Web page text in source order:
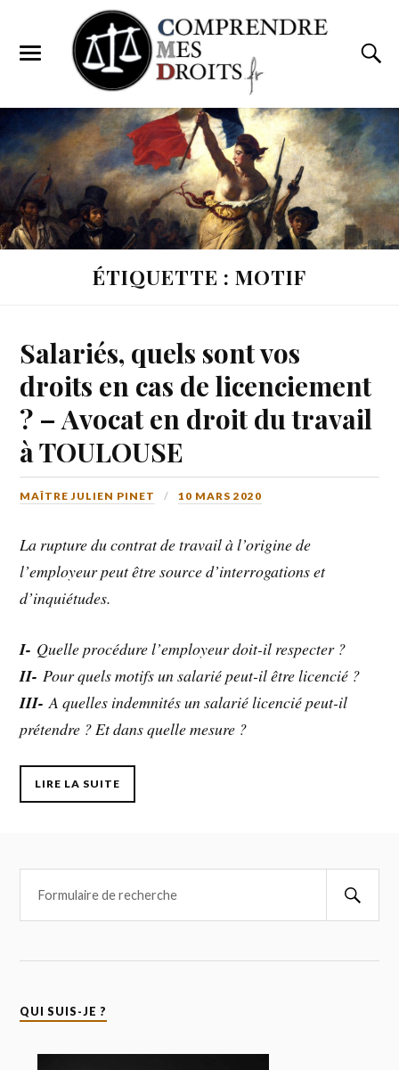
ÉTIQUETTE : MOTIF
Salariés, quels sont vos
droits en cas de licenciement
? – Avocat en droit du travail
à TOULOUSE
MAÎTRE JULIEN PINET 10 MARS 2020
La rupture du contrat de travail à l’origine de
l’employeur peut être source d’interrogations et
d’inquiétudes.
I- Quelle procédure l’employeur doit-il respecter ?
II-Pour quels motifs un salarié peut-il être licencié ?
III-A quelles indemnités un salarié licencié peut-il
prétendre ? Et dans quelle mesure ?
LIRE LA SUITE
QUI SUIS-JE ?